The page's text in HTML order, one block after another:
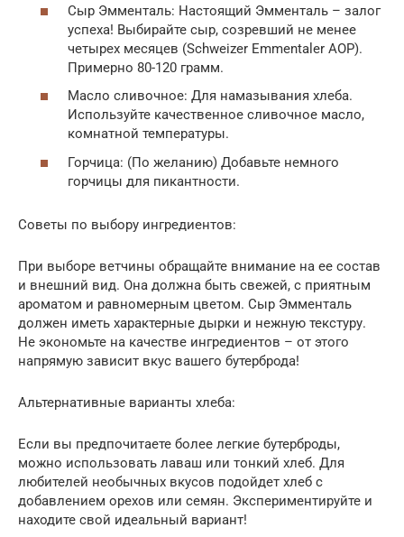
Сыр Эмменталь: Настоящий Эмменталь – залог
успеха! Выбирайте сыр, созревший не менее
четырех месяцев (Schweizer Emmentaler AOP).
Примерно 80-120 грамм.
Масло сливочное: Для намазывания хлеба.
Используйте качественное сливочное масло,
комнатной температуры.
Горчица: (По желанию) Добавьте немного
горчицы для пикантности.
Советы по выбору ингредиентов:
При выборе ветчины обращайте внимание на ее состав
и внешний вид. Она должна быть свежей, с приятным
ароматом и равномерным цветом. Сыр Эмменталь
должен иметь характерные дырки и нежную текстуру.
Не экономьте на качестве ингредиентов – от этого
напрямую зависит вкус вашего бутерброда!
Альтернативные варианты хлеба:
Если вы предпочитаете более легкие бутерброды,
можно использовать лаваш или тонкий хлеб. Для
любителей необычных вкусов подойдет хлеб с
добавлением орехов или семян. Экспериментируйте и
находите свой идеальный вариант!